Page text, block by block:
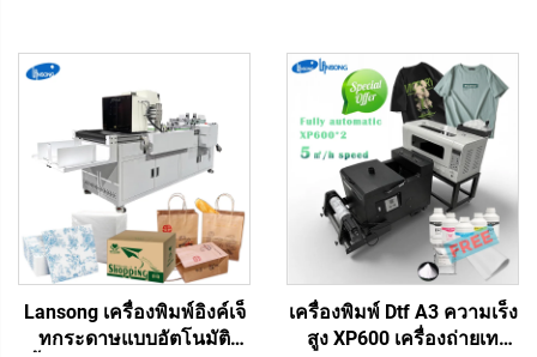
Lansong เครื่องพิมพ์อิงค์เจ็
ทกระดาษแบบอัตโนมัติ
เครื่องพิมพ์ Dtf A3 ความเร็ง
สูง XP600 เครื่องถ่ายเท